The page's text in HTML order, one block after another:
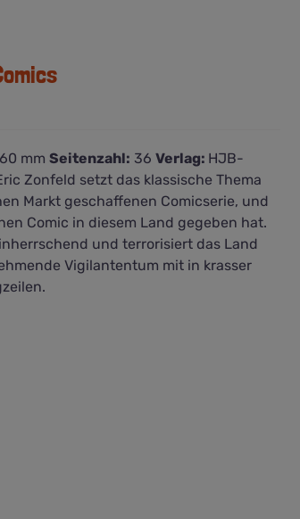
mm Seitenzahl: 36 Verlag: HJB-
Zonfeld setzt das klassische Thema
Markt geschaffenen Comicserie, und
Comic in diesem Land gegeben hat.
und terrorisiert das Land
Vigilantentum mit in krasser